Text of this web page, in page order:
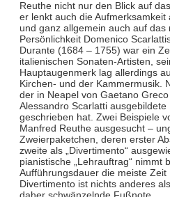
Reuthe nicht nur den Blick auf
er lenkt auch die
und ganz allgemein auch auf
Persönlichkeit Domenico
Durante (1684 – 1755) war ein
italienischen Sonaten-Artisten,
Hauptaugenmerk lag allerdings
Kirchen- und der Kammermusik.
der in Neapel von Gaetano
Alessandro Scarlatti
geschrieben hat. Zwei Beispiele
Manfred Reuthe ausgesucht –
Zweierpaketchen, deren erster
zweite als „Divertimento“
pianistische „Lehrauftrag“ nimmt
Aufführungsdauer die meiste Zeit
Divertimento ist nichts anderes